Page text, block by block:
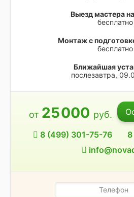
Выезд мастера
бесплатно
Монтаж с
бесплатно
Ближайшая
послезавтра,
от 25000 руб.
8 (499) 301-75-76